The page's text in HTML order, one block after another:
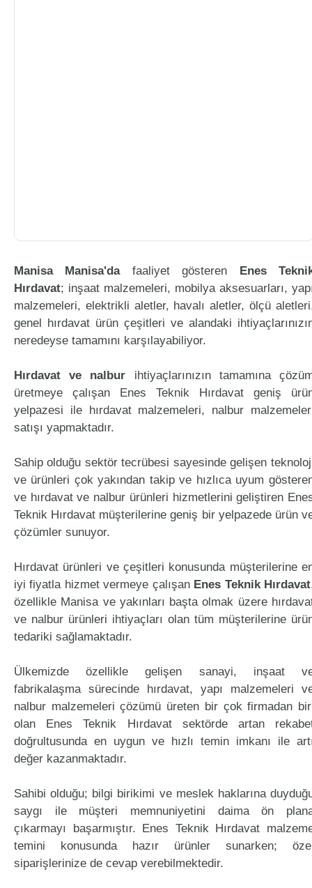
Manisa Manisa'dafaaliyet gösteren Enes
Hırdavat; inşaat malzemeleri, mobilya aksesuarları,
malzemeleri, elektrikli aletler, havalı aletler, ölçü
genel hırdavat ürün çeşitleri ve alandaki
neredeyse tamamını karşılayabiliyor.
Hırdavat ve nalbur ihtiyaçlarınızın tamamına
üretmeye çalışan Enes Teknik Hırdavat geniş
yelpazesi ile hırdavat malzemeleri, nalbur
satışı yapmaktadır.
Sahip olduğu sektör tecrübesi sayesinde gelişen
ve ürünleri çok yakından takip ve hızlıca uyum
ve hırdavat ve nalbur ürünleri hizmetlerini geliştiren
Teknik Hırdavat müşterilerine geniş bir yelpazede ürün
çözümler sunuyor.
Hırdavat ürünleri ve çeşitleri konusunda müşterilerine
iyi fiyatla hizmet vermeye çalışan Enes Teknik Hırdavat
özellikle Manisa ve yakınları başta olmak üzere
ve nalbur ürünleri ihtiyaçları olan tüm müşterilerine
tedariki sağlamaktadır.
Ülkemizde özellikle gelişen sanayi, inşaat
fabrikalaşma sürecinde hırdavat, yapı malzemeleri
nalbur malzemeleri çözümü üreten bir çok firmadan
olan Enes Teknik Hırdavat sektörde artan
doğrultusunda en uygun ve hızlı temin imkanı ile
değer kazanmaktadır.
Sahibi olduğu; bilgi birikimi ve meslek haklarına
saygı ile müşteri memnuniyetini daima ön
çıkarmayı başarmıştır. Enes Teknik Hırdavat
temini konusunda hazır ürünler sunarken;
siparişlerinize de cevap verebilmektedir.